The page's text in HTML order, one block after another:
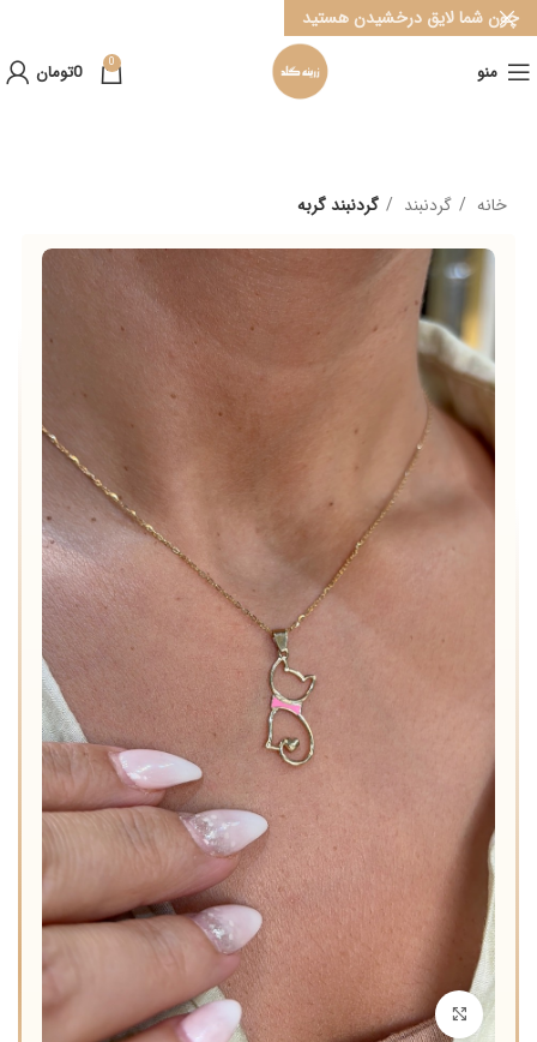
منو 0
0تومان
خانه گردنبند گردنبند گربه
برای بزرگنمایی کلیک کنید
چون شما لایق درخشیدن هستید